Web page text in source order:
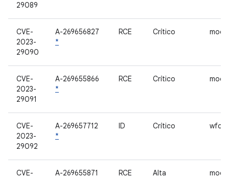
29089
CVE-
2023-
29090
A-269656827
*
RCE Crítico
CVE-
2023-
29091
A-269655866
*
RCE Crítico
CVE-
2023-
29092
A-269657712
*
ID Crítico wfc-
CVE-
A-269655871
RCE Alta